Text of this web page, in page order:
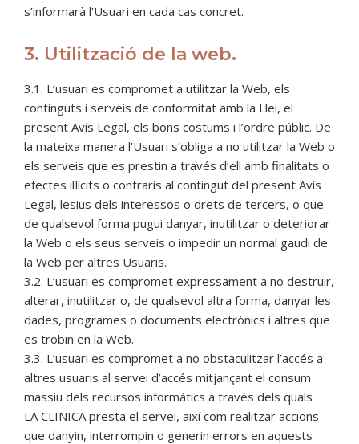
s’informarà l’Usuari en cada cas concret.
3. Utilització de la web.
3.1. L’usuari es compromet a utilitzar la Web, els
continguts i serveis de conformitat amb la Llei, el
present Avís Legal, els bons costums i l’ordre públic. De
la mateixa manera l’Usuari s’obliga a no utilitzar la Web o
els serveis que es prestin a través d’ell amb finalitats o
efectes il·lícits o contraris al contingut del present Avís
Legal, lesius dels interessos o drets de tercers, o que
de qualsevol forma pugui danyar, inutilitzar o deteriorar
la Web o els seus serveis o impedir un normal gaudi de
la Web per altres Usuaris.
3.2. L’usuari es compromet expressament a no destruir,
alterar, inutilitzar o, de qualsevol altra forma, danyar les
dades, programes o documents electrònics i altres que
es trobin en la Web.
3.3. L’usuari es compromet a no obstaculitzar l’accés a
altres usuaris al servei d’accés mitjançant el consum
massiu dels recursos informàtics a través dels quals
LA CLINICA presta el servei, així com realitzar accions
que danyin, interrompin o generin errors en aquests